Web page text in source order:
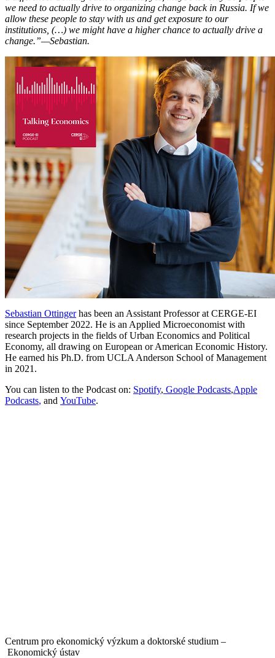
we need to actually drive to organizing change back in Russia. If we
allow these people to stay with us and get exposure to our
institutions, (…) we might have a higher chance to actually drive a
change.”—Sebastian.
Sebastian Ottingerhas been an Assistant Professor at CERGE-EI
since September 2022. He is an Applied Microeconomist with
research projects in the fields of Urban Economics and Political
Economy, all drawing on European or American Economic History.
He earned his Ph.D. from UCLA Anderson School of Management
in 2021.
You can listen to the Podcast on: Spotify, Google Podcasts,Apple
Podcasts, and YouTube.
Centrum pro ekonomický výzkum a doktorské studium –
Ekonomický ústav